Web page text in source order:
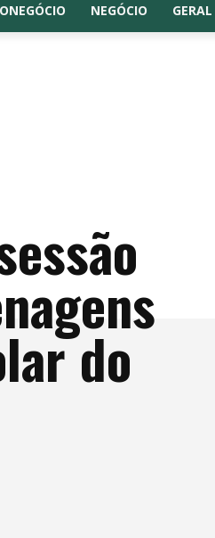
NEGÓCIO GERAL
do